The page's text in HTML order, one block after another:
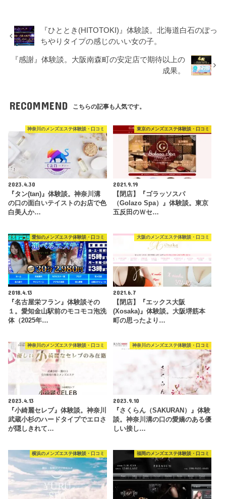
『ひととき(HITOTOKI)』体験談。北海道白石のぽっ
ちやりタイプの感じのいい女の子。
『感謝』体験談。大阪南森町の安定店で期待以上の
成果。
RECOMMEND こちらの記事も人気です。
神奈川のメンズエステ体験談・口コミ
2023.4.30
『タン(tan)』体験談。神奈川溝
の口の面白いテイストのお店で色
白美人か…
東京のメンズエステ体験談・口コミ
2021.9.19
【閉店】『ゴラッソスパ
（Golazo Spa）』体験談。東京
五反田のＷセ…
愛知のメンズエステ体験談・口コミ
2018.4.13
『名古屋栄フラン』体験談その
１。愛知金山駅前のモコモコ泡洗
体（2025年…
大阪のメンズエステ体験談・口コミ
2021.6.7
【閉店】『エックス大阪
(Xosaka)』体験談。大阪堺筋本
町の思ったより…
神奈川のメンズエステ体験談・口コミ
2023.4.13
『小綺麗セレブ』体験談。神奈川
武蔵小杉のハードタイプでエロさ
が隠しきれて…
神奈川のメンズエステ体験談・口コミ
2023.9.10
『さくらん（SAKURAN）』体験
談。神奈川溝の口の愛嬌のある優
しい接し…
横浜のメンズエステ体験談・口コミ 福岡のメンズエステ体験談・口コミ